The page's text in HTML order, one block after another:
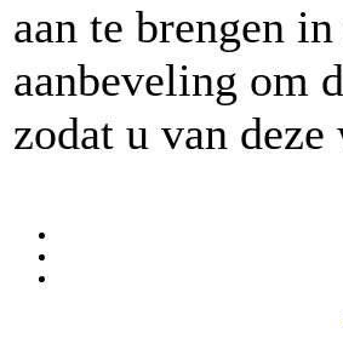
aan te brengen
aanbeveling om
zodat u van